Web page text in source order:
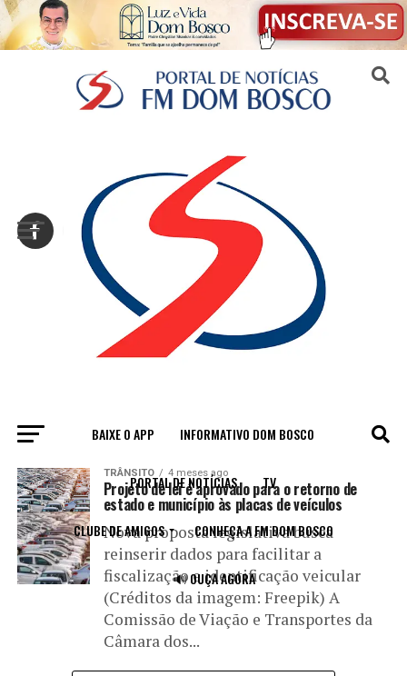
BAIXE O APP INFORMATIVO DOM BOSCO
PORTAL DE NOTÍCIAS TV
CLUBE DE AMIGOS CONHEÇA A FM DOM BOSCO
🔊 OUÇA AGORA
All posts tagged "código"
TRÂNSITO 4 meses ago
Projeto de lei é aprovado para o retorno de
estado e município às placas de veículos
Nova proposta legislativa busca
reinserir dados para facilitar a
fiscalização e identificação veicular
(Créditos da imagem: Freepik) A
Comissão de Viação e Transportes da
Câmara dos...
Sair da versão mobile